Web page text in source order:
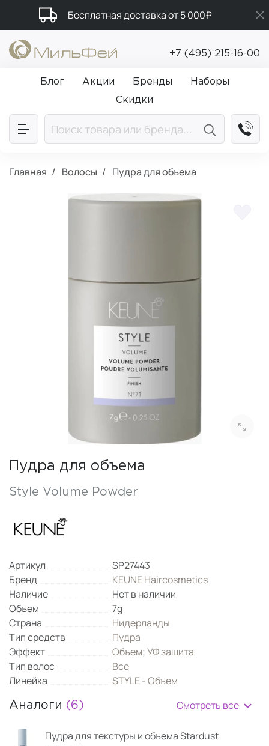
Бесплатная доставка от 5 000₽
Подарки в каждый заказ от 5 000₽
Промокод ПРИВЕТ
+7 (495) 215-16-00
Блог Акции Бренды
Наборы
Скидки
Главная Волосы Пудра для объема
Пудра для объема
Style Volume Powder
Артикул
SP27443
Бренд
KEUNE Haircosmetics
Наличие
Нет в наличии
Объем
7g
Страна
Нидерланды
Тип средств
Пудра
Эффект
Объем;УФ защита
Тип волос
Все
Линейка
STYLE - Объем
Аналоги (6) Смотреть все
Пудра для текстуры и объема Stardust